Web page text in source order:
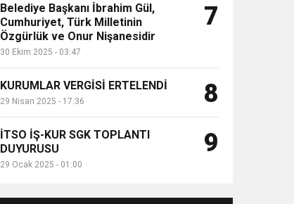
Belediye Başkanı İbrahim Gül,
Cumhuriyet, Türk Milletinin
Özgürlük ve Onur Nişanesidir
30 Ekim 2025 - 03:47
7
KURUMLAR VERGİSİ ERTELENDİ
29 Nisan 2025 - 17:36 8
İTSO İŞ-KUR SGK TOPLANTI
DUYURUSU
29 Ocak 2025 - 01:00
9